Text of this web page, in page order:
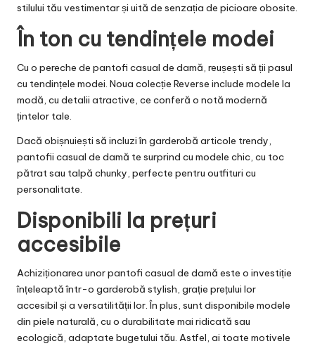
stilului tău vestimentar și uită de senzația de picioare obosite.
În ton cu tendințele modei
Cu o pereche de pantofi casual de damă, reușești să ții pasul
cu tendințele modei. Noua colecție Reverse include modele la
modă, cu detalii atractive, ce conferă o notă modernă
țintelor tale.
Dacă obișnuiești să incluzi în garderobă articole trendy,
pantofii casual de damă te surprind cu modele chic, cu toc
pătrat sau talpă chunky, perfecte pentru outfituri cu
personalitate.
Disponibili la prețuri
accesibile
Achiziționarea unor pantofi casual de damă este o investiție
înțeleaptă într-o garderobă stylish, grație prețului lor
accesibil și a versatilității lor. În plus, sunt disponibile modele
din piele naturală, cu o durabilitate mai ridicată sau
ecologică, adaptate bugetului tău. Astfel, ai toate motivele